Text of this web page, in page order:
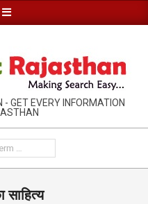
GET EVERY INFORMATION
साहित्य